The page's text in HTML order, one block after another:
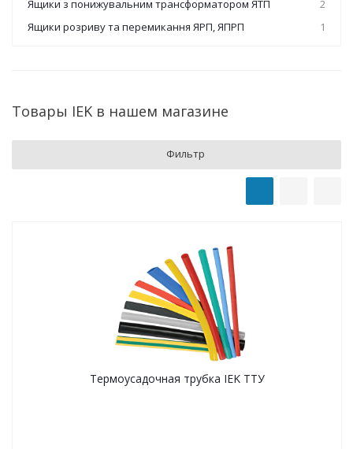
Ящики з понижувальним трансформатором ЯТП
2
Ящики розриву та перемикання ЯРП, ЯПРП
1
Товары IEK в нашем магазине
Фильтр
Термоусадочная трубка IEK ТТУ